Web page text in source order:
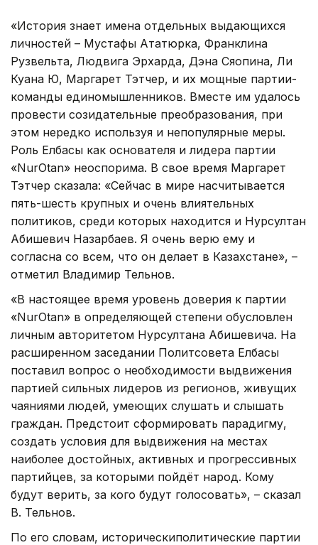
«История знает имена отдельных выдающихся
личностей – Мустафы Ататюрка, Франклина
Рузвельта, Людвига Эрхарда, Дэна Сяопина, Ли
Куана Ю, Маргарет Тэтчер, и их мощные партии-
команды единомышленников. Вместе им удалось
провести созидательные преобразования, при
этом нередко используя и непопулярные меры.
Роль Елбасы как основателя и лидера партии
«NurOtan» неоспорима. В свое время Маргарет
Тэтчер сказала: «Сейчас в мире насчитывается
пять-шесть крупных и очень влиятельных
политиков, среди которых находится и Нурсултан
Абишевич Назарбаев. Я очень верю ему и
согласна со всем, что он делает в Казахстане», –
отметил Владимир Тельнов.
«В настоящее время уровень доверия к партии
«NurOtan» в определяющей степени обусловлен
личным авторитетом Нурсултана Абишевича. На
расширенном заседании Политсовета Елбасы
поставил вопрос о необходимости выдвижения
партией сильных лидеров из регионов, живущих
чаяниями людей, умеющих слушать и слышать
граждан. Предстоит сформировать парадигму,
создать условия для выдвижения на местах
наиболее достойных, активных и прогрессивных
партийцев, за которыми пойдёт народ. Кому
будут верить, за кого будут голосовать», – сказал
В. Тельнов.
По его словам, историческиполитические партии